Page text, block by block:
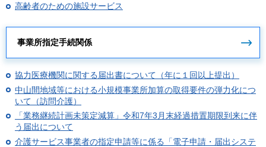
高齢者のための施設サービス
事業所指定手続関係
協力医療機関に関する届出書について（年に１回以上提出）
中山間地域等における小規模事業所加算の取得要件の弾力化につ
いて（訪問介護）
「業務継続計画未策定減算」令和7年3月末経過措置期限到来に伴
う届出について
介護サービス事業者の指定申請等に係る「電子申請・届出システ